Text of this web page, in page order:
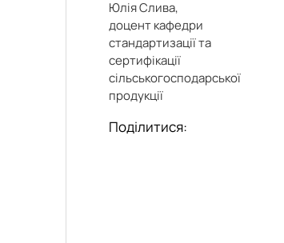
Юлія Слива,
доцент кафедри
стандартизації та
сертифікації
сільськогосподарської
продукції
Поділитися: